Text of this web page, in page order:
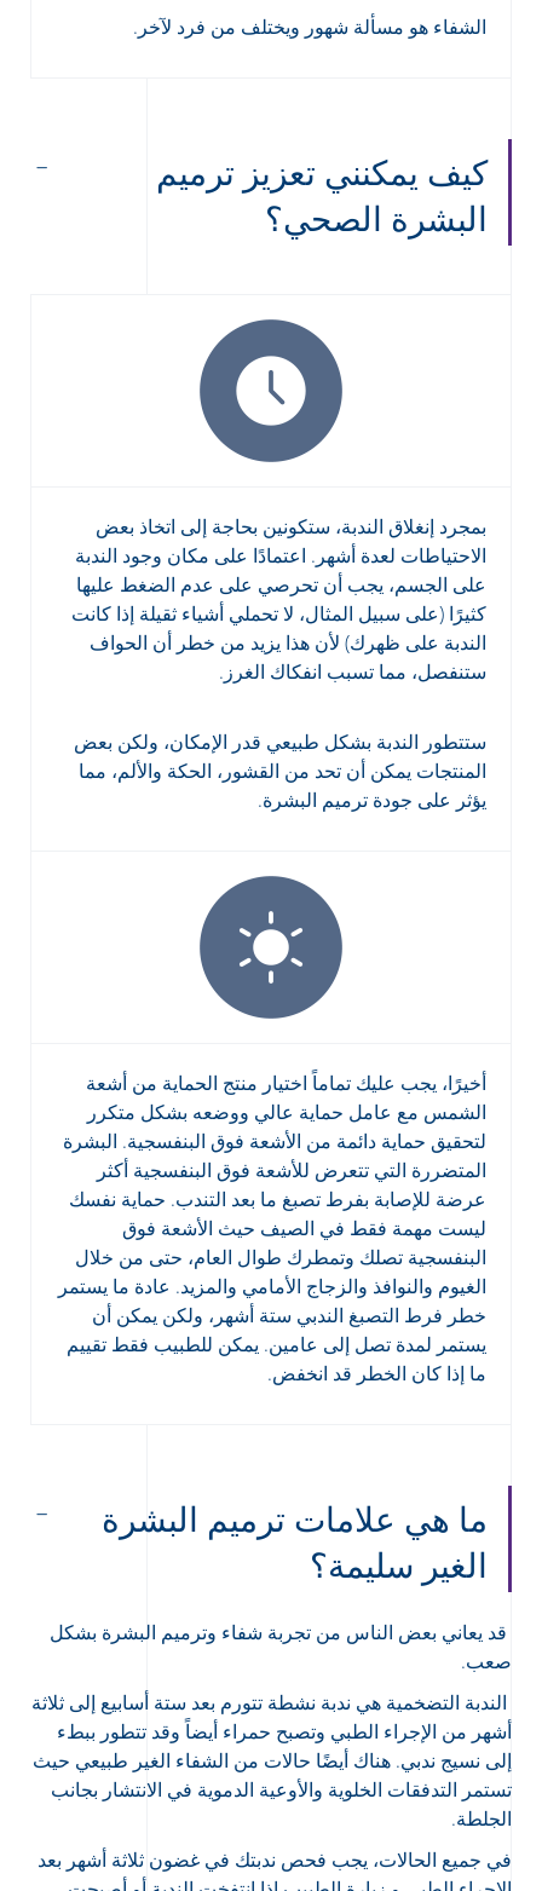
الشفاء هو مسألة شهور ويختلف من فرد لآخر.
كيف يمكنني تعزيز ترميم
البشرة الصحي؟
بمجرد إنغلاق الندبة، ستكونين بحاجة إلى اتخاذ بعض
الاحتياطات لعدة أشهر. اعتمادًا على مكان وجود الندبة
على الجسم، يجب أن تحرصي على عدم الضغط عليها
كثيرًا (على سبيل المثال، لا تحملي أشياء ثقيلة إذا كانت
الندبة على ظهرك) لأن هذا يزيد من خطر أن الحواف
ستنفصل، مما تسبب انفكاك الغرز.
ستتطور الندبة بشكل طبيعي قدر الإمكان، ولكن بعض
المنتجات يمكن أن تحد من القشور، الحكة والألم، مما
يؤثر على جودة ترميم البشرة.
أخيرًا، يجب عليك تماماً اختيار منتج الحماية من أشعة
الشمس مع عامل حماية عالي ووضعه بشكل متكرر
لتحقيق حماية دائمة من الأشعة فوق البنفسجية. البشرة
المتضررة التي تتعرض للأشعة فوق البنفسجية أكثر
عرضة للإصابة بفرط تصبغ ما بعد التندب. حماية نفسك
ليست مهمة فقط في الصيف حيث الأشعة فوق
البنفسجية تصلك وتمطرك طوال العام، حتى من خلال
الغيوم والنوافذ والزجاج الأمامي والمزيد. عادة ما يستمر
خطر فرط التصبغ الندبي ستة أشهر، ولكن يمكن أن
يستمر لمدة تصل إلى عامين. يمكن للطبيب فقط تقييم
ما إذا كان الخطر قد انخفض.
ما هي علامات ترميم البشرة
الغير سليمة؟
قد يعاني بعض الناس من تجربة شفاء وترميم البشرة بشكل
صعب.
الندبة التضخمية هي ندبة نشطة تتورم بعد ستة أسابيع إلى ثلاثة
أشهر من الإجراء الطبي وتصبح حمراء أيضاً وقد تتطور ببطء
إلى نسيج ندبي. هناك أيضًا حالات من الشفاء الغير طبيعي حيث
تستمر التدفقات الخلوية والأوعية الدموية في الانتشار بجانب
الجلطة.
في جميع الحالات، يجب فحص ندبتك في غضون ثلاثة أشهر بعد